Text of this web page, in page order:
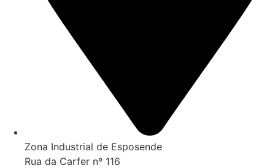
Zona Industrial de Esposende
Rua da Carfer nº 116